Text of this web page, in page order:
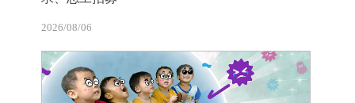
2026/08/06